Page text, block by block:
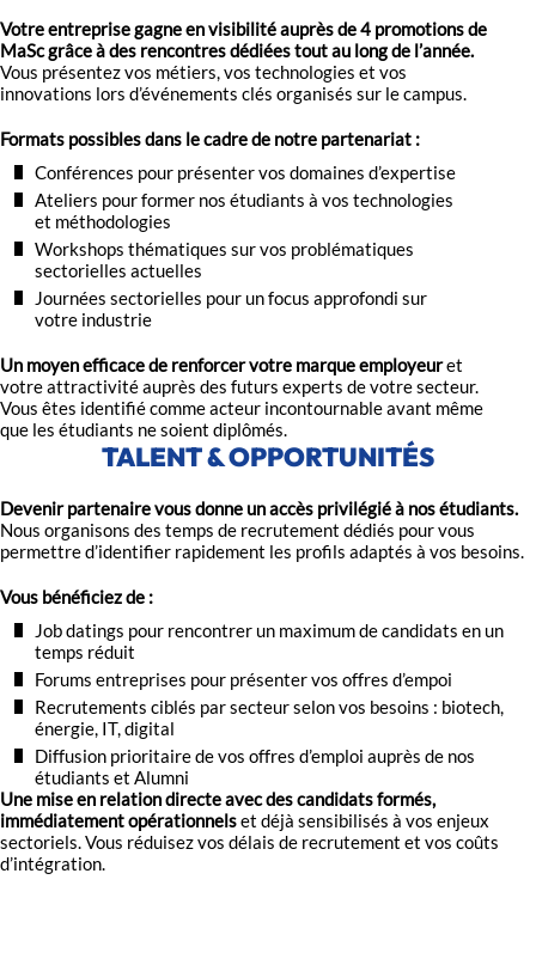
Votre entreprise gagne en visibilité auprès de 4 promotions de
MaSc grâce à des rencontres dédiées tout au long de l’année.
Vous présentez vos métiers, vos technologies et vos
innovations lors d’événements clés organisés sur le campus.
Formats possibles dans le cadre de notre partenariat :
Conférences pour présenter vos domaines d’expertise
Ateliers pour former nos étudiants à vos technologies
et méthodologies
Workshops thématiques sur vos problématiques
sectorielles actuelles
Journées sectorielles pour un focus approfondi sur
votre industrie
Un moyen efficace de renforcer votre marque employeuret
votre attractivité auprès des futurs experts de votre secteur.
Vous êtes identifié comme acteur incontournable avant même
que les étudiants ne soient diplômés.
TALENT & OPPORTUNITÉS
Devenir partenaire vous donne un accès privilégié à nos étudiants.
Nous organisons des temps de recrutement dédiés pour vous
permettre d’identifier rapidement les profils adaptés à vos besoins.
Vous bénéficiez de :
Job datings pour rencontrer un maximum de candidats en un
temps réduit
Forums entreprises pour présenter vos offres d’empoi
Recrutements ciblés par secteur selon vos besoins : biotech,
énergie, IT, digital
Diffusion prioritaire de vos offres d’emploi auprès de nos
étudiants et Alumni
Une mise en relation directe avec des candidats formés,
immédiatement opérationnelset déjà sensibilisés à vos enjeux
sectoriels. Vous réduisez vos délais de recrutement et vos coûts
d’intégration.